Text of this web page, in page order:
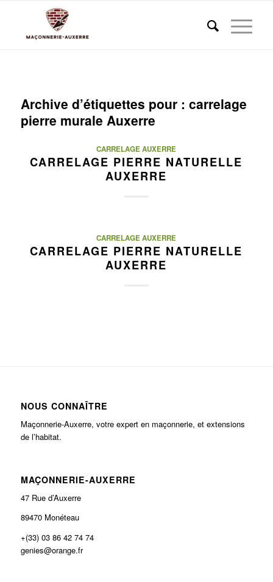
Archive d’étiquettes pour : carrelage
pierre murale Auxerre
CARRELAGE AUXERRE
CARRELAGE PIERRE NATURELLE
AUXERRE
CARRELAGE AUXERRE
CARRELAGE PIERRE NATURELLE
AUXERRE
NOUS CONNAÎTRE
Maçonnerie-Auxerre, votre expert en maçonnerie, et extensions
de l’habitat.
MAÇONNERIE-AUXERRE
47 Rue d’Auxerre
89470 Monéteau
+(33) 03 86 42 74 74
genies@orange.fr